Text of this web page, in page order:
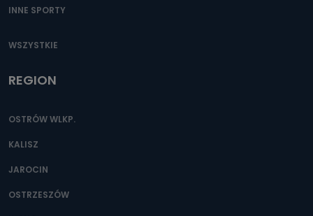
INNE SPORTY
WSZYSTKIE
REGION
OSTRÓW WLKP.
KALISZ
JAROCIN
OSTRZESZÓW